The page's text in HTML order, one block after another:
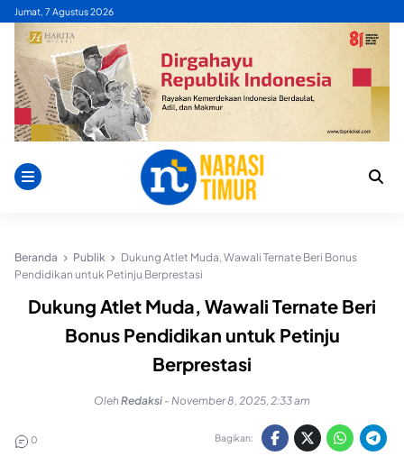
Skip
content
Jumat, 7 Agustus 2026
Beranda Publik
Dukung Atlet Muda, Wawali Ternate Beri Bonus
Pendidikan untuk Petinju Berprestasi
Dukung Atlet Muda, Wawali Ternate Beri
Bonus Pendidikan untuk Petinju
Berprestasi
OlehRedaksi - November 8, 2025, 2:33 am
0 Bagikan: